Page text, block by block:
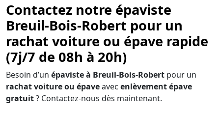
Contactez notre épaviste
Breuil-Bois-Robert pour un
rachat voiture ou épave rapide
(7j/7 de 08h à 20h)
Besoin d’un épaviste à Breuil-Bois-Robert pour un
rachat voiture ou épaveavec enlèvement épave
gratuit? Contactez-nous dès maintenant.